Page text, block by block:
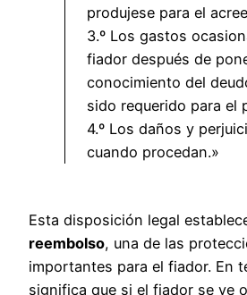
produjese para el
3.º Los gastos
fiador después de
conocimiento del
sido requerido para el
4.º Los daños y
cuando procedan.»
Esta disposición legal
reembolso, una de las
importantes para el fiador. En
significa que si el fiador se ve